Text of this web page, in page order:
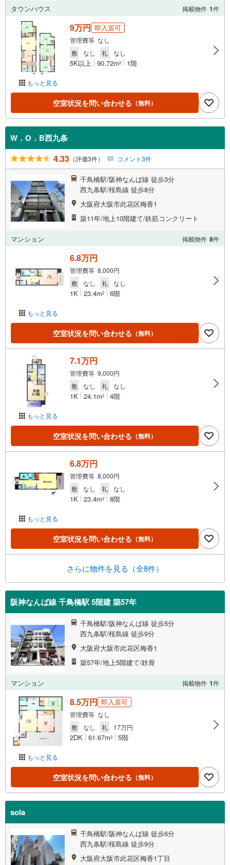
タウンハウス 掲載物件 1件
もっと見る
9万円 即入居可
管理費等 なし
敷
なし 礼 なし
5K以上 90.72m2 1階
空室状況を問い合わせる （無料）
W．O．B西九条
4.33 （評価3件） コメント3件
千鳥橋駅/阪神なんば線 徒歩3分
西九条駅/桜島線 徒歩8分
大阪府大阪市此花区梅香1
築11年/地上10階建て/鉄筋コンクリート
マンション 掲載物件 8件
もっと見る
6.8万円
管理費等 8,000円
敷
なし 礼 なし
1K 23.4m2 6階
空室状況を問い合わせる （無料）
もっと見る
7.1万円
管理費等 9,000円
敷
なし 礼 なし
1K 24.1m2 4階
空室状況を問い合わせる （無料）
もっと見る
6.8万円
管理費等 8,000円
敷
なし 礼 なし
1K 23.4m2 8階
空室状況を問い合わせる （無料）
さらに物件を見る（全8件）
阪神なんば線 千鳥橋駅 5階建 築57年
千鳥橋駅/阪神なんば線 徒歩5分
西九条駅/桜島線 徒歩9分
大阪府大阪市此花区梅香1
築57年/地上5階建て/鉄骨
マンション 掲載物件 1件
もっと見る
8.5万円 即入居可
管理費等 なし
敷
なし 礼 17万円
2DK 61.67m2 5階
空室状況を問い合わせる （無料）
sola
千鳥橋駅/阪神なんば線 徒歩6分
西九条駅/桜島線 徒歩9分
大阪府大阪市此花区梅香1丁目